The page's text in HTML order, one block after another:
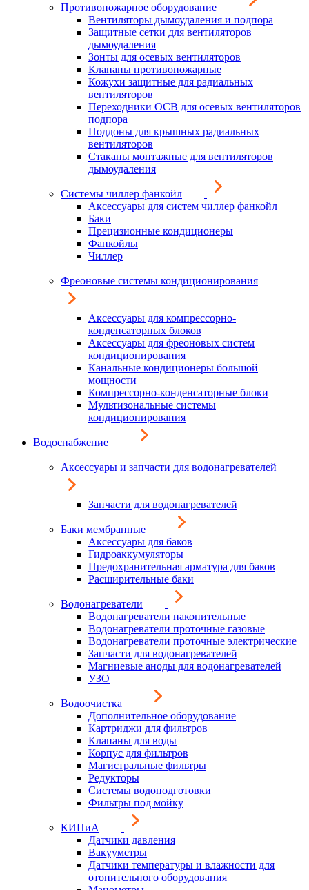
Противопожарное оборудование
Вентиляторы дымоудаления и подпора
Защитные сетки для вентиляторов
дымоудаления
Зонты для осевых вентиляторов
Клапаны противопожарные
Кожухи защитные для радиальных
вентиляторов
Переходники ОСВ для осевых вентиляторов
подпора
Поддоны для крышных радиальных
вентиляторов
Стаканы монтажные для вентиляторов
дымоудаления
Системы чиллер фанкойл
Аксессуары для систем чиллер фанкойл
Баки
Прецизионные кондиционеры
Фанкойлы
Чиллер
Фреоновые системы кондиционирования
Аксессуары для компрессорно-
конденсаторных блоков
Аксессуары для фреоновых систем
кондиционирования
Канальные кондиционеры большой
мощности
Компрессорно-конденсаторные блоки
Мультизональные системы
кондиционирования
Водоснабжение
Аксессуары и запчасти для водонагревателей
Запчасти для водонагревателей
Баки мембранные
Аксессуары для баков
Гидроаккумуляторы
Предохранительная арматура для баков
Расширительные баки
Водонагреватели
Водонагреватели накопительные
Водонагреватели проточные газовые
Водонагреватели проточные электрические
Запчасти для водонагревателей
Магниевые аноды для водонагревателей
УЗО
Водоочистка
Дополнительное оборудование
Картриджи для фильтров
Клапаны для воды
Корпус для фильтров
Магистральные фильтры
Редукторы
Системы водоподготовки
Фильтры под мойку
КИПиА
Датчики давления
Вакууметры
Датчики температуры и влажности для
отопительного оборудования